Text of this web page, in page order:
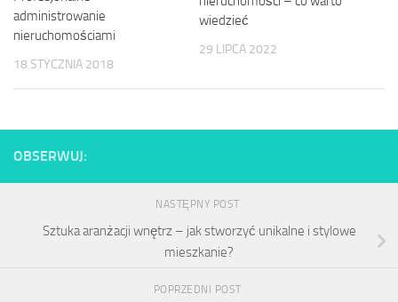
administrowanie
nieruchomościami
18 STYCZNIA 2018
wiedzieć
29 LIPCA 2022
OBSERWUJ:
NASTĘPNY POST
Sztuka aranżacji wnętrz – jak stworzyć unikalne i stylowe
mieszkanie?
POPRZEDNI POST